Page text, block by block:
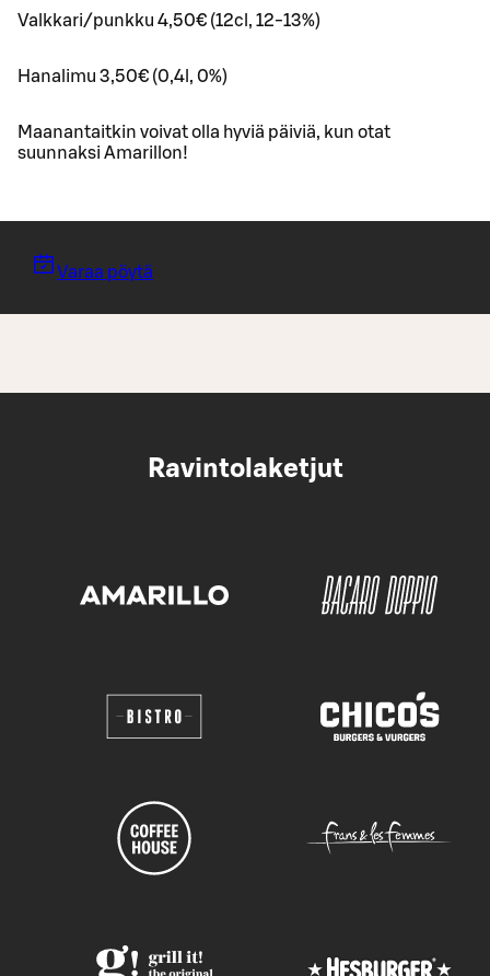
Valkkari/punkku 4,50€ (12cl, 12-13%)
Hanalimu 3,50€ (0,4l, 0%)
Maanantaitkin voivat olla hyviä päiviä, kun otat
suunnaksi Amarillon!
Varaa pöytä
Ravintolaketjut